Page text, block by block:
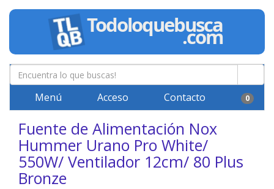
Menú Acceso Contacto 0
Fuente de Alimentación Nox
Hummer Urano Pro White/
550W/ Ventilador 12cm/ 80 Plus
Bronze